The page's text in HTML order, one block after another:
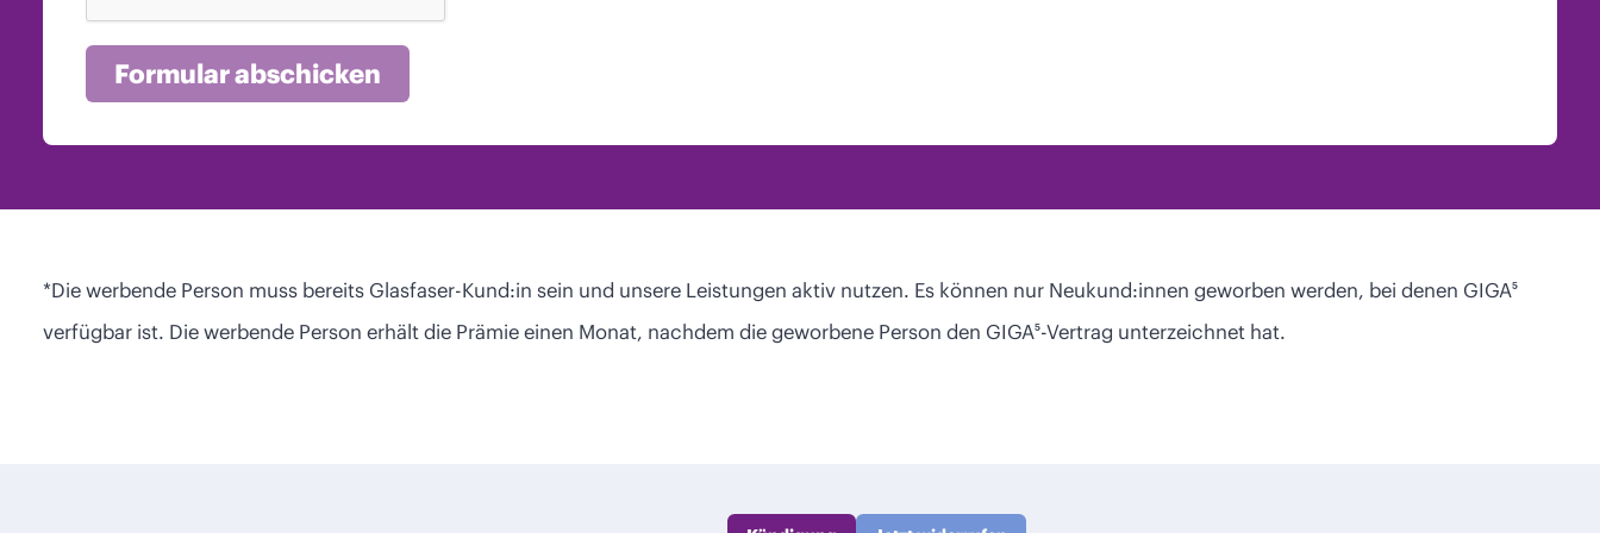
*Die werbende Person muss bereits Glasfaser-Kund:in sein und unsere Leistungen aktiv nutzen. Es können nur Neukund:innen geworben werden, bei denen GIGA⁵
verfügbar ist. Die werbende Person erhält die Prämie einen Monat, nachdem die geworbene Person den GIGA⁵-Vertrag unterzeichnet hat.